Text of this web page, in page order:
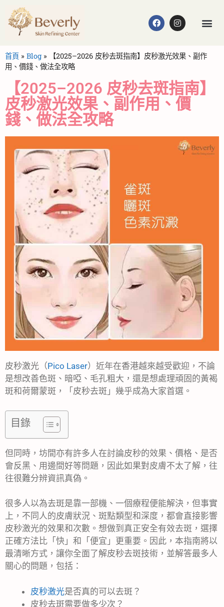
首頁 » Blog »
【2025–2026 皮秒去斑指南】皮秒激光效果、副作
用、價錢、做法全攻略
【2025–2026 皮秒去斑指南】
皮秒激光效果、副作用、價
錢、做法全攻略
皮秒激光（Pico Laser）近年在香港越來越受歡迎，不論
是想改善色斑、暗啞、毛孔粗大，還是想處理頑固的黃褐
斑和荷爾蒙斑，「皮秒去斑」幾乎成為大家首選。
目錄
但同時，坊間亦有許多人在討論皮秒的效果、價格、是否
會反黑、用邊間好等問題，因此如果對皮膚不太了解，往
往很難分辨資訊真偽。
很多人以為去斑是靠一部機、一個療程便能解決，但事實
上，不同人的皮膚狀況、斑點類型和深度，都會直接影響
皮秒激光的效果和次數。想做到真正安全有效去斑，選擇
正確方法比「快」和「便宜」更重要。因此，本指南將以
最清晰方式，讓你全面了解皮秒去斑技術，並解答最多人
關心的問題，包括：
皮秒激光是否真的可以去斑？
皮秒去斑需要做多少次？